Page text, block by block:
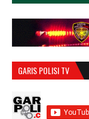
GARIS POLISI TV